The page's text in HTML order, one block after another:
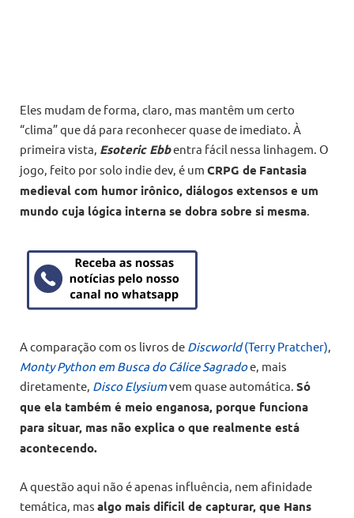
Eles mudam de forma, claro, mas mantêm um certo
“clima” que dá para reconhecer quase de imediato. À
primeira vista, Esoteric Ebbentra fácil nessa linhagem. O
jogo, feito por solo indie dev, é um CRPG de Fantasia
medieval com humor irônico, diálogos extensos e um
mundo cuja lógica interna se dobra sobre si mesma.
A comparação com os livros de Discworld(Terry Pratcher),
Monty Python em Busca do Cálice Sagradoe, mais
diretamente, Disco Elysiumvem quase automática. Só
que ela também é meio enganosa, porque funciona
para situar, mas não explica o que realmente está
acontecendo.
A questão aqui não é apenas influência, nem afinidade
temática, mas algo mais difícil de capturar, que Hans